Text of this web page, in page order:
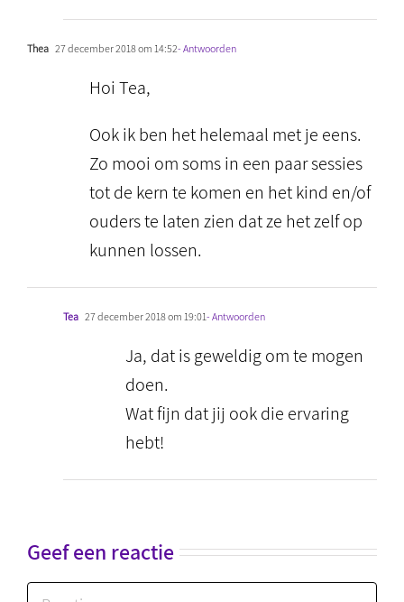
Thea 27 december 2018 om 14:52- Antwoorden
Hoi Tea,
Ook ik ben het helemaal met je eens.
Zo mooi om soms in een paar sessies
tot de kern te komen en het kind en/of
ouders te laten zien dat ze het zelf op
kunnen lossen.
Tea 27 december 2018 om 19:01- Antwoorden
Ja, dat is geweldig om te mogen
doen.
Wat fijn dat jij ook die ervaring
hebt!
Geef een reactie
Reactie